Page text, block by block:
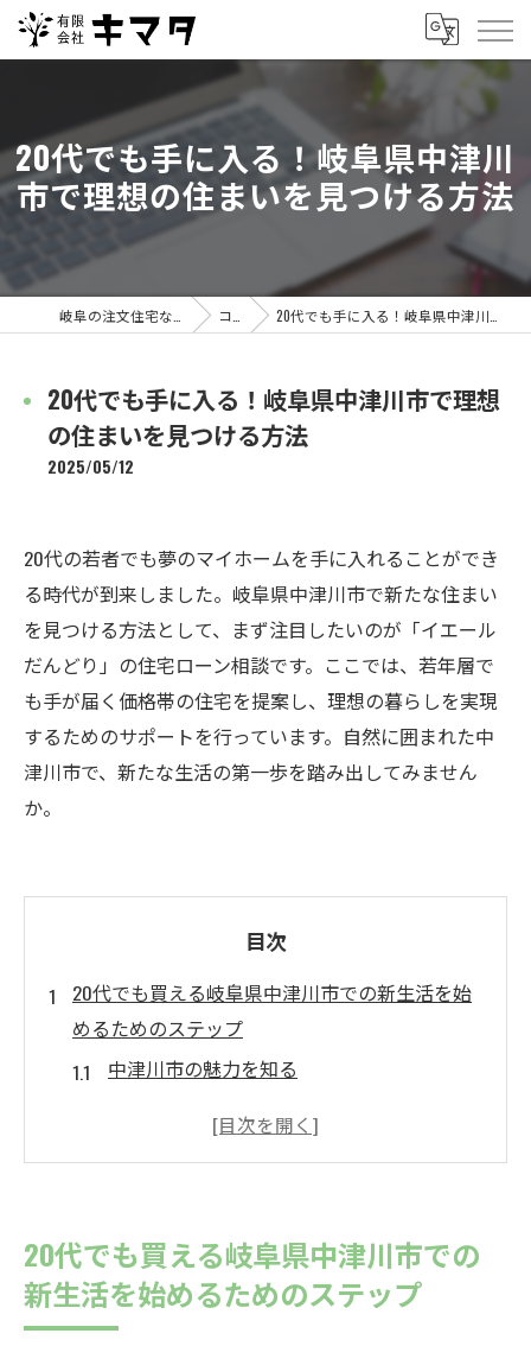
20代でも手に入る！岐阜県中津川
市で理想の住まいを見つける方法
コラム 20代でも手に入る！岐阜県中津川市で理想の住まいを見つける方法
20代でも手に入る！岐阜県中津川市で理想
の住まいを見つける方法
2025/05/12
20代の若者でも夢のマイホームを手に入れることができ
る時代が到来しました。岐阜県中津川市で新たな住まい
を見つける方法として、まず注目したいのが「イエール
だんどり」の住宅ローン相談です。ここでは、若年層で
も手が届く価格帯の住宅を提案し、理想の暮らしを実現
するためのサポートを行っています。自然に囲まれた中
津川市で、新たな生活の第一歩を踏み出してみません
か。
目次
20代でも買える岐阜県中津川市での新生活を始
めるためのステップ
中津川市の魅力を知る
予算設定と資金計画を立てる
新生活に向けた引越し準備
若者でも手が届く中津川市の住まい選びと「イ
20代でも買える岐阜県中津川市での
新生活を始めるためのステップ